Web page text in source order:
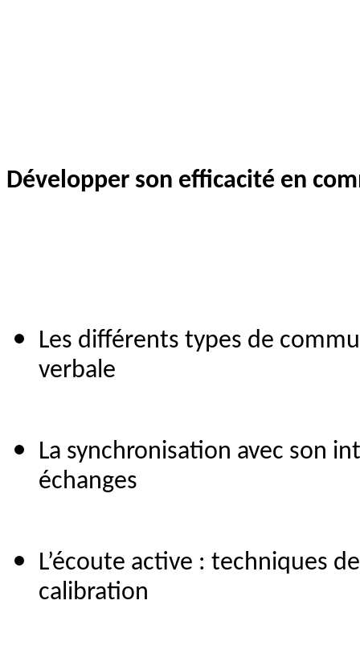
Développer son efficacité en
Les différents types de
verbale
La synchronisation avec son
échanges
L’écoute active : techniques
calibration